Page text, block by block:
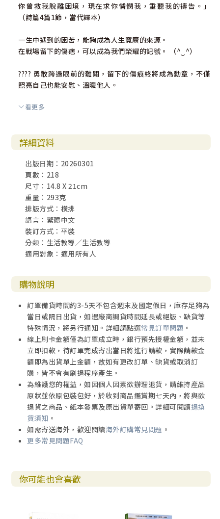
你曾救我脫離困境，現在求你憐憫我，垂聽我的禱告。」
（詩篇4篇1節，當代譯本）
一生中遇到的困苦，能夠成為人生寬廣的來源。
在戰場留下的傷疤，可以成為我們榮耀的記號。 （^‿^）
???? 勇敢跨過眼前的難關，留下的傷痕終將成為勳章，不僅
照亮自己也能安慰、溫暖他人。
給讀者的思考問題｜與文章對話
希望這段文字能成為您心中的一股暖流。
02
生命不設限：從牆角的小苗，
淬鍊成一面發光的鏡子
這篇文章描寫了一種「韌性」美學，牆角「小樹苗」代表生
命力的頑強，而「不鏽鋼鏡子」則代表了經歷磨練後的蛻
變。這兩個意象從「生存」跨越到「成就感」，點出了提升
自我價值的過程。生命在克難環境中，依然能折射出最耀眼
的光芒。2024/05/05
生長在牆腳、石堆中的小植物，總是吸引我的目光。那在牆
劣、不利生存的環境，不是它們所選擇的，但它們不放棄生
長。
電視記者在訪問名人或各行各業的佼佼者時，常常都會問同
一個問題：你過去遇過哪些挫折？像是創業時碰過什麼困
難、失敗或不順？那你又是怎麼撐過來的？
一生中未經挫折、一路順遂，達到了崇高地位，似乎不能吸
引人、引起共鳴。然而，一個人勇於面對困難、解決問題，
之後有了成就，這樣的故事更令人讚賞。
人生總要面對、解決許多難題。當你歷經辛苦爬上山坡後，
眼前的風景，是在山腳下時怎麼也想像不到的。站得更高，
看見的世界，真的很不一樣。
也許現在還沒有被電視台注意，沒有為您安排專訪、拍攝專
輯，但沒關係，你可以慢慢成為一個懂得欣賞自己、也會感
我們無法改變已經發生的事情，但我們可以改變這些事情對
悲劇的故事，也可能變成一段很勵志的旅程；改變劇情發
看更多
詳細資料
出版日期：20260301
頁數：218
尺寸：14.8 X 21cm
重量：293克
排版方式：橫排
語言：繁體中文
裝訂方式：平裝
分類：生活教導／生活教導
適用對象：適用所有人
購物說明
訂單備貨時間約3-5天不包含週末及國定假日，庫存足夠為
當日或隔日出貨，如遇廠商調貨時間延長或絕版、缺貨等
特殊情況，將另行通知。詳細請點選常見訂單問題 。
線上刷卡金額僅為訂單成立時，銀行預先授權金額，並未
立即扣款，待訂單完成寄出當日將進行請款，實際請款金
額即為出貨單上金額，故如有更改訂單、缺貨或取消訂
購，皆不會有刷退程序產生。
為維護您的權益，如因個人因素欲辦理退貨，請維持產品
原狀並依原包裝包好，於收到商品鑑賞期七天內，將與欲
退貨之商品、紙本發票及原出貨單寄回。詳細可閱讀退換
貨須知 。
如需寄送海外，歡迎閱讀海外訂購常見問題 。
更多常見問題FAQ
你可能也會喜歡